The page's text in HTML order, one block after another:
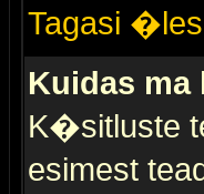
Tagasi �les
Kuidas
K�sitluste
esimest